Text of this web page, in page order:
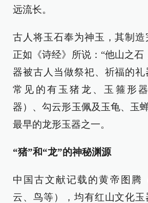
远流长。
古人将玉石奉为神玉，其制造
正如《诗经》所说：“他山之石
器被古人当做祭祀、祈福的
常见的有玉猪龙、玉箍形
器）、勾云形玉佩及玉龟、玉
最早的龙形玉器之一。
“猪”和“龙”的神秘渊源
中国古文献记载的黄帝图腾
云、鸟等），均有红山文化